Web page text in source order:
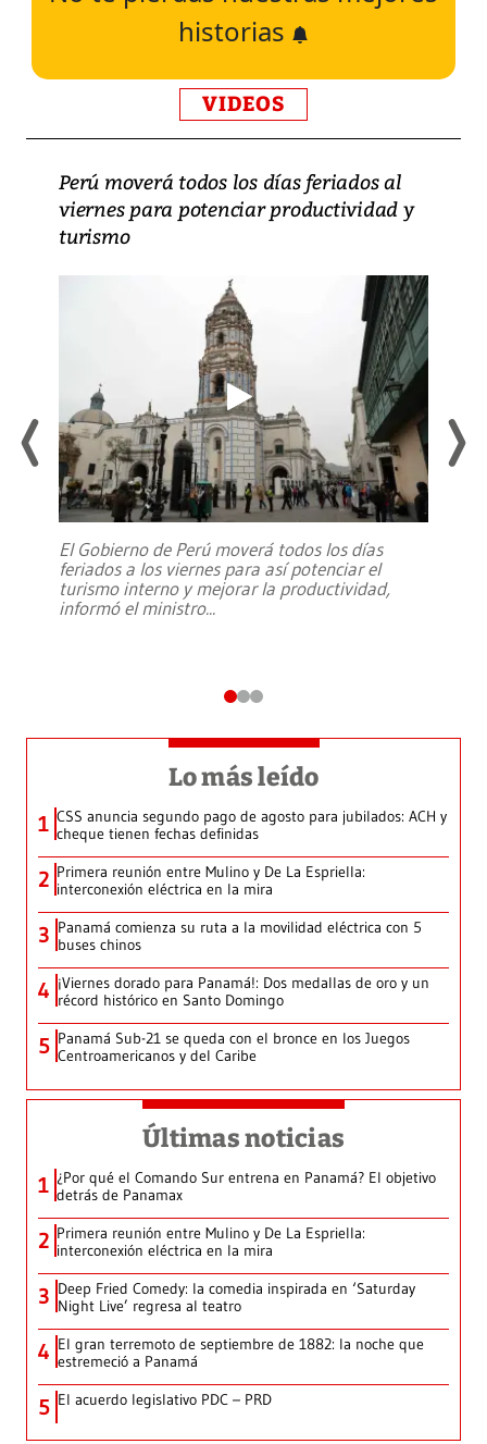
historias
VIDEOS
Perú moverá todos los días feriados al
viernes para potenciar productividad y
turismo
El Gobierno de Perú moverá todos los días
feriados a los viernes para así potenciar el
turismo interno y mejorar la productividad,
informó el ministro...
Lo más leído
1 CSS anuncia segundo pago de agosto para jubilados: ACH y
cheque tienen fechas definidas
2 Primera reunión entre Mulino y De La Espriella:
interconexión eléctrica en la mira
3 Panamá comienza su ruta a la movilidad eléctrica con 5
buses chinos
4 ¡Viernes dorado para Panamá!: Dos medallas de oro y un
récord histórico en Santo Domingo
5 Panamá Sub-21 se queda con el bronce en los Juegos
Centroamericanos y del Caribe
Últimas noticias
1 ¿Por qué el Comando Sur entrena en Panamá? El objetivo
detrás de Panamax
2 Primera reunión entre Mulino y De La Espriella:
interconexión eléctrica en la mira
3 Deep Fried Comedy: la comedia inspirada en ‘Saturday
Night Live’ regresa al teatro
4 El gran terremoto de septiembre de 1882: la noche que
estremeció a Panamá
5 El acuerdo legislativo PDC – PRD